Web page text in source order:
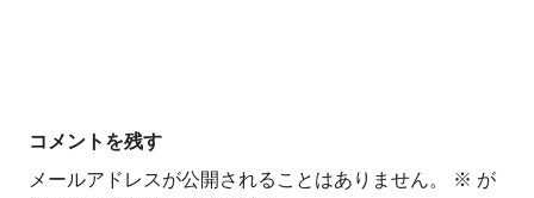
コメントを残す
メールアドレスが公開されることはありません。
※ が